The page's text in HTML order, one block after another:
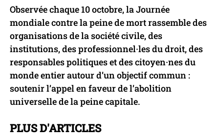
Observée chaque 10 octobre, la Journée
mondiale contre la peine de mort rassemble des
organisations de la société civile, des
institutions, des professionnel·les du droit, des
responsables politiques et des citoyen·nes du
monde entier autour d’un objectif commun :
soutenir l’appel en faveur de l’abolition
universelle de la peine capitale.
PLUS D'ARTICLES